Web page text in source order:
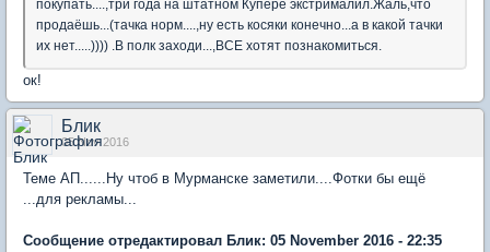
покупать....,три года на штатном Купере экстрималил.Жаль,что
продаёшь...(тачка норм....,ну есть косяки конечно...а в какой тачки
их нет.....)))) .В полк заходи...,ВСЕ хотят познакомиться.
ок!
Блик
05 Nov 2016
Теме АП......Ну чтоб в Мурманске заметили....Фотки бы ещё
...для рекламы...
Сообщение отредактировал Блик: 05 November 2016 - 22:35